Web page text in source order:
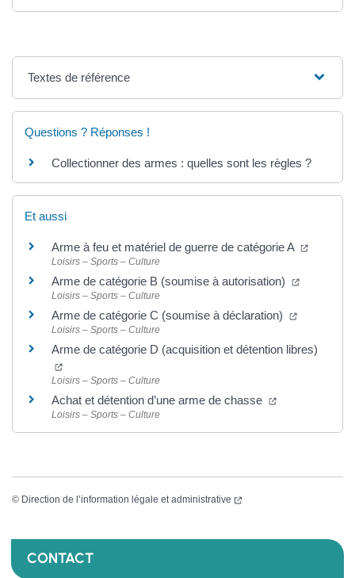
Textes de référence
Questions ? Réponses !
Collectionner des armes : quelles sont les règles ?
Et aussi
Arme à feu et matériel de guerre de catégorie A
Loisirs – Sports – Culture
Arme de catégorie B (soumise à autorisation)
Loisirs – Sports – Culture
Arme de catégorie C (soumise à déclaration)
Loisirs – Sports – Culture
Arme de catégorie D (acquisition et détention libres)
Loisirs – Sports – Culture
Achat et détention d’une arme de chasse
Loisirs – Sports – Culture
© Direction de l’information légale et administrative
CONTACT